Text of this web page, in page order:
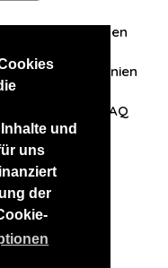
und
uns
der
Erfahrungen
FAQ